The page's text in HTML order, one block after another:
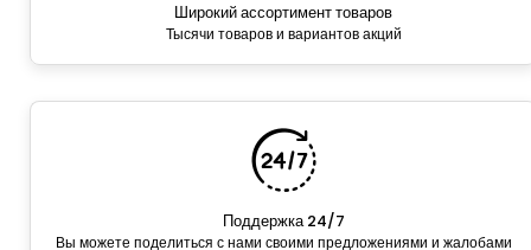
Широкий ассортимент товаров
Тысячи товаров и вариантов акций
Поддержка 24/7
Вы можете поделиться с нами своими предложениями и жалобами